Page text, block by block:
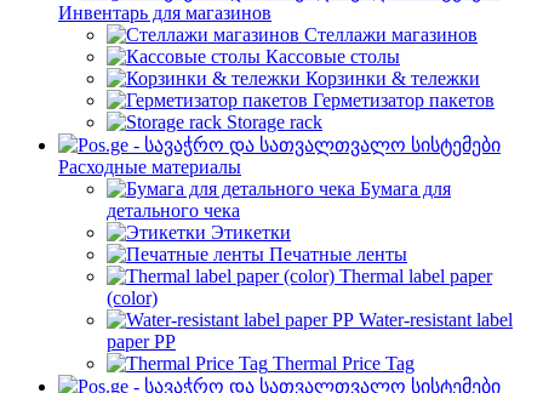
Инвентарь для магазинов
Стеллажи магазинов
Кассовые столы
Корзинки & тележки
Герметизатор пакетов
Storage rack
Расходные материалы
Бумага для
детального чека
Этикетки
Печатные ленты
Thermal label paper
(color)
Water-resistant label
paper PP
Thermal Price Tag